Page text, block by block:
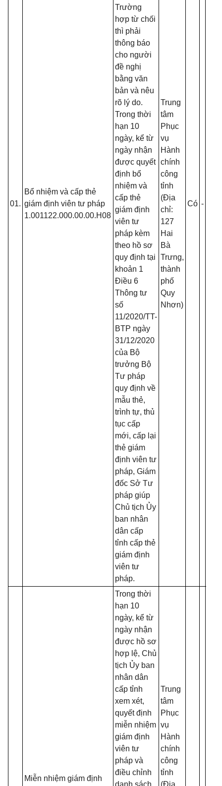
01.
Bổ nhiệm và cấp thẻ
giám định viên tư pháp
1.001122.000.00.00.H08
Trường
hợp từ chối
thì phải
thông báo
cho người
đề nghị
bằng văn
bản và nêu
rõ lý do.
Trong thời
hạn 10
ngày, kể từ
ngày nhận
được quyết
định bổ
nhiệm và
cấp thẻ
giám định
viên tư
pháp kèm
theo hồ sơ
quy định tại
khoản 1
Điều 6
Thông tư
số
11/2020/TT-
BTP ngày
31/12/2020
của Bộ
trưởng Bộ
Tư pháp
quy định về
mẫu thẻ,
trình tự, thủ
tục cấp
mới, cấp lại
thẻ giám
định viên tư
pháp, Giám
đốc Sở Tư
pháp giúp
Chủ tịch Ủy
ban nhân
dân cấp
tỉnh cấp thẻ
giám định
viên tư
pháp.
Trung
tâm
Phục
vụ
Hành
chính
công
tỉnh
(Địa
chỉ:
127
Hai
Bà
Trưng,
thành
phố
Quy
Nhơn)
Có -
Miễn nhiệm giám định
Trong thời
hạn 10
ngày, kể từ
ngày nhận
được hồ sơ
hợp lệ, Chủ
tịch Ủy ban
nhân dân
cấp tỉnh
xem xét,
quyết định
miễn nhiệm
giám định
viên tư
pháp và
điều chỉnh
danh sách
Trung
tâm
Phục
vụ
Hành
chính
công
tỉnh
(Địa